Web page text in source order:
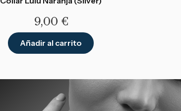
9,00 €
Añadir al carrito